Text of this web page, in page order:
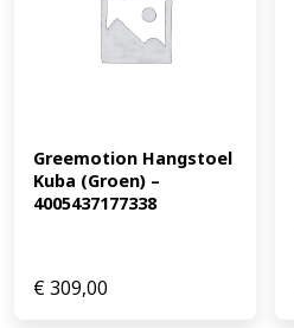
Greemotion Hangstoel
Kuba (Groen) –
4005437177338
€309,00